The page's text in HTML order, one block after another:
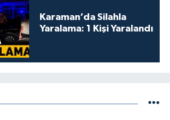
Karaman’da Silahla
Yaralama: 1 Kişi Yaralandı